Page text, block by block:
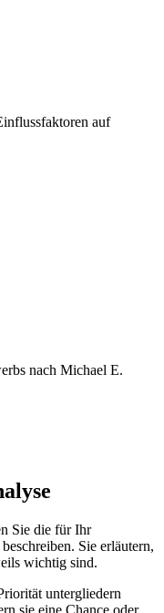
auf
nach Michael E.
Sie die für Ihr
Sie erläutern,
wichtig sind.
untergliedern
sie eine Chance oder